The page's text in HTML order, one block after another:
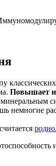
Повышает
немногие